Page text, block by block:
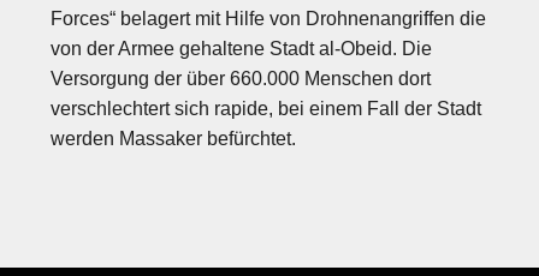
Forces“ belagert mit Hilfe von Drohnenangriffen die
von der Armee gehaltene Stadt al-Obeid. Die
Versorgung der über 660.000 Menschen dort
verschlechtert sich rapide, bei einem Fall der Stadt
werden Massaker befürchtet.